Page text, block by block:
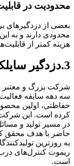
محدودیت در
بعضی از دزدگیرهای
محدودی دارند و به
هزینه کمتر از
3.دزدگیر سایلکس
شرکت بزرگ و معتبر
سه دهه سابقه
حفاظتی، اولین
کرده است. این
در مسیر تولید و
حاضر با هدف محقق
به روزترین
ریموت کنترل‌های
است.